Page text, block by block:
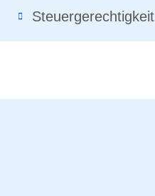
Steuergerechtigkeit